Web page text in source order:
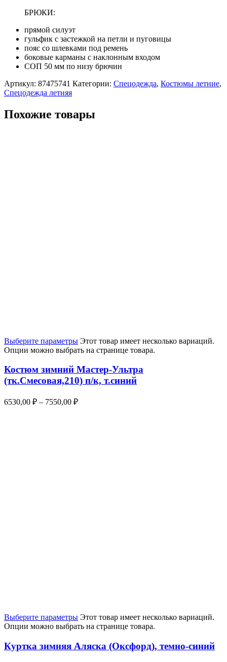
БРЮКИ:
прямой силуэт
гульфик с застежкой на петли и пуговицы
пояс со шлевками под ремень
боковые карманы с наклонным входом
СОП 50 мм по низу брючин
Артикул: 87475741 Категории: Спецодежда, Костюмы летние,
Спецодежда летняя
Похожие товары
Выберите параметры Этот товар имеет несколько вариаций.
Опции можно выбрать на странице товара.
Костюм зимний Мастер-Ультра
(тк.Смесовая,210) п/к, т.синий
6530,00 ₽ – 7550,00 ₽
Выберите параметры Этот товар имеет несколько вариаций.
Опции можно выбрать на странице товара.
Куртка зимняя Аляска (Оксфорд), темно-синий